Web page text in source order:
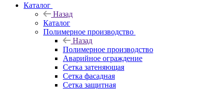
Каталог
Назад
Каталог
Полимерное производство
Назад
Полимерное производство
Аварийное ограждение
Сетка затеняющая
Сетка фасадная
Сетка защитная